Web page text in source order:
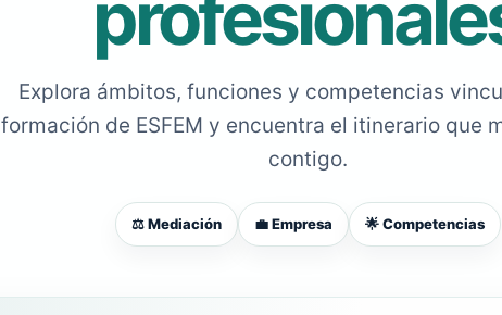
Explora ámbitos, funciones y competencias
formación de ESFEM y encuentra el itinerario que
contigo.
⚖️ Mediación 💼 Empresa 🌟 Competencias